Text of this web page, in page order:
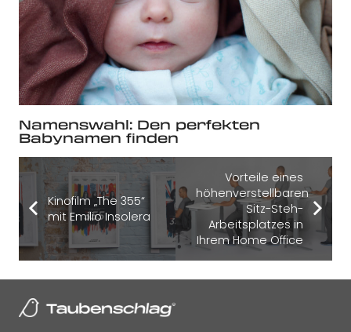
Namenswahl: Den perfekten
Babynamen finden
Kinofilm „The 355“
mit Emilio Insolera
Vorteile eines
höhenverstellbaren
Sitz-Steh-
Arbeitsplatzes in
Ihrem Home Office